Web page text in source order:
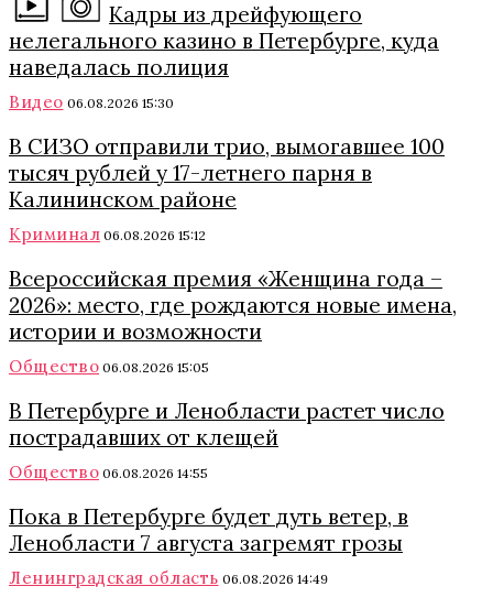
Кадры из дрейфующего
нелегального казино в Петербурге, куда
наведалась полиция
Видео 06.08.2026 15:30
В СИЗО отправили трио, вымогавшее 100
тысяч рублей у 17-летнего парня в
Калининском районе
Криминал 06.08.2026 15:12
Всероссийская премия «Женщина года –
2026»: место, где рождаются новые имена,
истории и возможности
Общество 06.08.2026 15:05
В Петербурге и Ленобласти растет число
пострадавших от клещей
Общество 06.08.2026 14:55
Пока в Петербурге будет дуть ветер, в
Ленобласти 7 августа загремят грозы
Ленинградская область 06.08.2026 14:49